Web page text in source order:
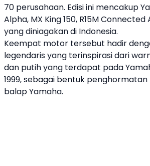
70 perusahaan. Edisi ini mencakup
Alpha, MX King 150, R15M Connected
yang diniagakan di Indonesia.
Keempat motor tersebut hadir
legendaris yang terinspirasi dari
dan putih yang terdapat pada
1999, sebagai bentuk
balapYamaha.